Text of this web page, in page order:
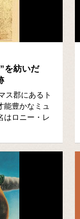
を紡いだ
ス郡にあるト
能豊かなミュ
はロニー・レ